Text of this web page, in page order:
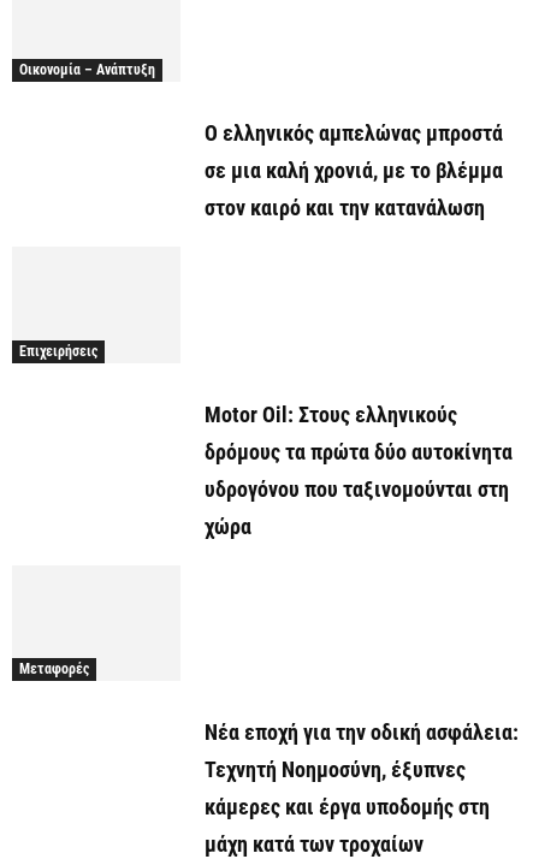
Οικονομία – Ανάπτυξη
Ο ελληνικός αμπελώνας μπροστά
σε μια καλή χρονιά, με το βλέμμα
στον καιρό και την κατανάλωση
Επιχειρήσεις
Motor Oil: Στους ελληνικούς
δρόμους τα πρώτα δύο αυτοκίνητα
υδρογόνου που ταξινομούνται στη
χώρα
Μεταφορές
Νέα εποχή για την οδική ασφάλεια:
Τεχνητή Νοημοσύνη, έξυπνες
κάμερες και έργα υποδομής στη
μάχη κατά των τροχαίων